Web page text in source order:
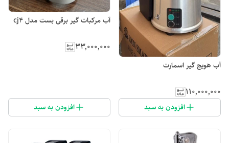
آب هویج گیر اسمارت
۱۱۰٬۰۰۰٬۰۰۰
افزودن به سبد
آب مرکبات گیر برقی بست مدل cj4
۳۳٬۰۰۰٬۰۰۰
افزودن به سبد